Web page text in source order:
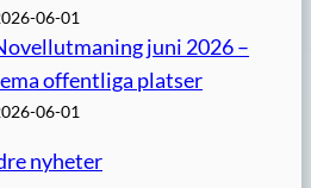
06-01
juni 2026 –
offentliga platser
06-01
nyheter